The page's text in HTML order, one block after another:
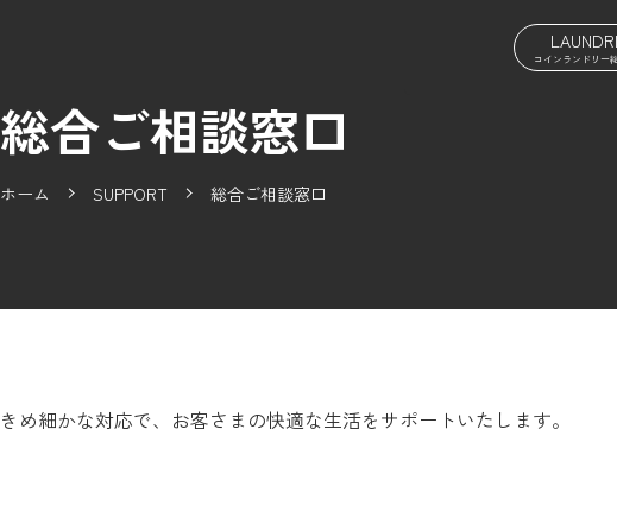
コインランドリー
総合ご相談窓口
ホーム SUPPORT 総合ご相談窓口
きめ細かな対応で、お客さまの快適な生活をサポートいたします。